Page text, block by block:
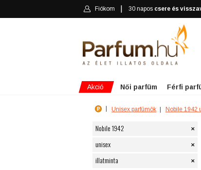
Fiókom 30 napos csere és
Akció Női parfüm Férfi
Unisex parfümök Nobile 1942
Nobile 1942 ×
unisex ×
illatminta ×